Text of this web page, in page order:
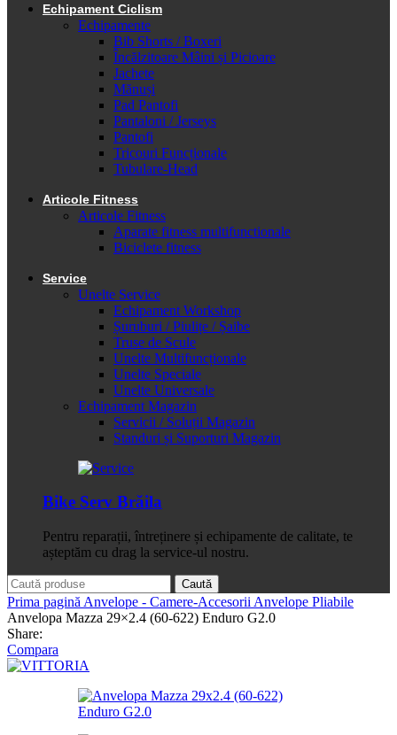
Echipament Ciclism
Echipamente
Bib Shorts / Boxeri
Încălzitoare Mâini și Picioare
Jachete
Mănuși
Pad Pantofi
Pantaloni / Jerseys
Pantofi
Tricouri Funcționale
Tubulare-Head
Articole Fitness
Articole Fitness
Aparate fitness multifunctionale
Biciclete fitness
Service
Unelte Service
Echipament Workshop
Șuruburi / Piulițe / Șaibe
Truse de Scule
Unelte Multifuncționale
Unelte Speciale
Unelte Universale
Echipament Magazin
Servicii / Soluții Magazin
Standuri și Suporturi Magazin
Bike Serv Brăila
Pentru reparații, întreținere și echipamente de calitate, te
așteptăm cu drag la service-ul nostru.
Caută
Prima pagină Anvelope - Camere-Accesorii Anvelope Pliabile
Anvelopa Mazza 29×2.4 (60-622) Enduro G2.0
Share:
Compara